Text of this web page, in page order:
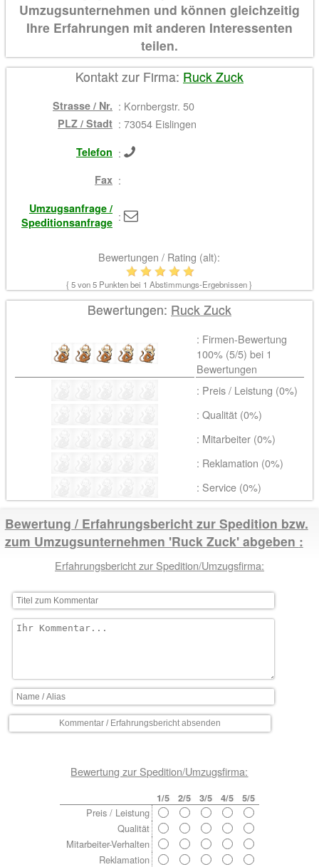
Umzugsunternehmen und können gleichzeitig
Ihre Erfahrungen mit anderen Interessenten
teilen.
Kontakt zur Firma: Ruck Zuck
Strasse / Nr. : Kornbergstr. 50
PLZ / Stadt : 73054 Eislingen
Telefon :
Fax :
Umzugsanfrage /
Speditionsanfrage :
Bewertungen / Rating (alt):
{5von 5 Punkten bei 1 Abstimmungs-Ergebnissen }
Bewertungen: Ruck Zuck
: Firmen-Bewertung
100% (5/5) bei 1
Bewertungen
: Preis / Leistung (0%)
: Qualität (0%)
: Mitarbeiter (0%)
: Reklamation (0%)
: Service (0%)
Bewertung / Erfahrungsbericht zur Spedition bzw.
zum Umzugsunternehmen 'Ruck Zuck' abgeben
Erfahrungsbericht zur Spedition/Umzugsfirma:
Bewertung zur Spedition/Umzugsfirma:
1/5 2/5 3/5 4/5 5/5
Preis / Leistung
Qualität
Mitarbeiter-Verhalten
Reklamation